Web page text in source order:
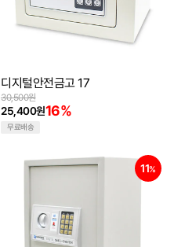
디지털안전금고 17
25,400원16%
30,500원
무료배송
11%